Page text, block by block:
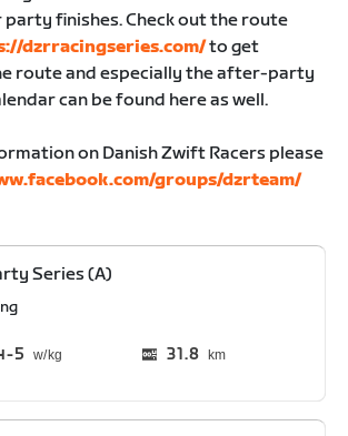
finishes. Check out the route
dzrracingseries.com/to get
route and especially the after-party
can be found here as well.
on Danish Zwift Racers please
groups/dzrteam/
Series (A)
5 31.8 km